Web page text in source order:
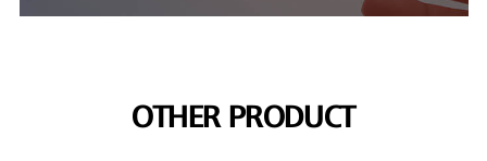
OTHER PRODUCT